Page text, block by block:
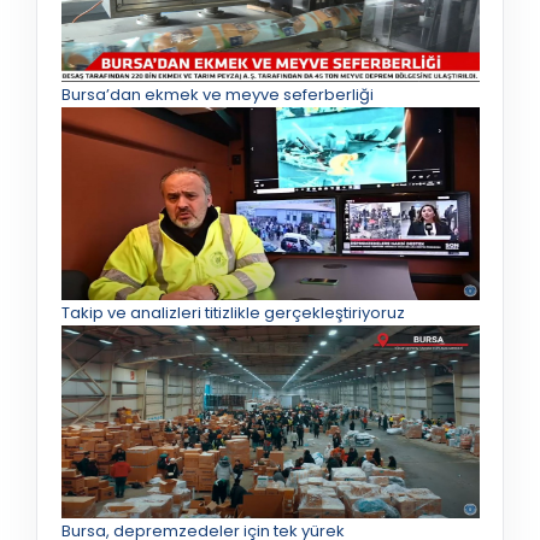
Bursa’dan ekmek ve meyve seferberliği
Takip ve analizleri titizlikle gerçekleştiriyoruz
Bursa, depremzedeler için tek yürek